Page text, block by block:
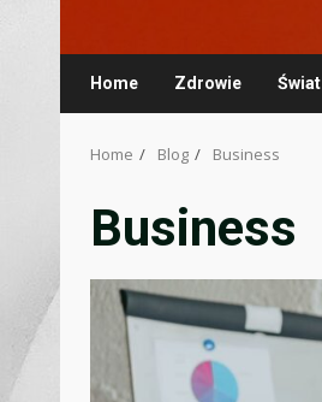
Home Zdrowie Świat
Home Blog Business
Business